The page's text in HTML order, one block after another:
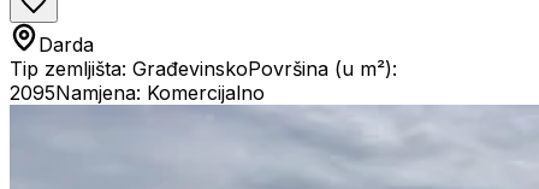
Darda
Tip zemljišta: GrađevinskoPovršina (u m²):
2095Namjena: Komercijalno